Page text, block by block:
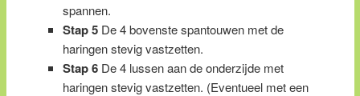
spannen.
Stap 5De 4 bovenste spantouwen met de
haringen stevig vastzetten.
Stap 6De 4 lussen aan de onderzijde met
haringen stevig vastzetten. (Eventueel met een